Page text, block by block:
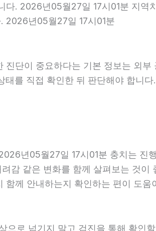
. 2026년05월27일 17시01분 지역
2026년05월27일 17시01분
단이 중요하다는 기본 정보는 외부
를 직접 확인한 뒤 판단해야 합니
년05월27일 17시01분 충치는 진
감 같은 변화를 함께 살펴보는 것
께 안내하는지 확인하는 편이 도
로 넘기지 말고 검진을 통해 확인